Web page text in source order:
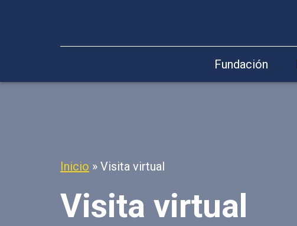
Fundación
Inicio » Visita virtual
Visita virtual